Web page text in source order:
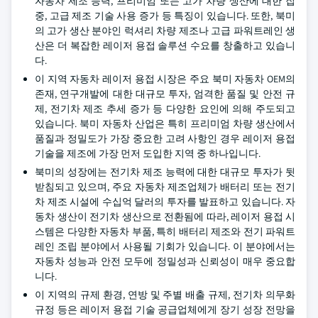
중, 고급 제조 기술 사용 증가 등 특징이 있습니다. 또한, 북미
의 고가 생산 분야인 럭셔리 차량 제조나 고급 파워트레인 생
산은 더 복잡한 레이저 용접 솔루션 수요를 창출하고 있습니
다.
이 지역 자동차 레이저 용접 시장은 주요 북미 자동차 OEM의
존재, 연구개발에 대한 대규모 투자, 엄격한 품질 및 안전 규
제, 전기차 제조 추세 증가 등 다양한 요인에 의해 주도되고
있습니다. 북미 자동차 산업은 특히 프리미엄 차량 생산에서
품질과 정밀도가 가장 중요한 고려 사항인 경우 레이저 용접
기술을 제조에 가장 먼저 도입한 지역 중 하나입니다.
북미의 성장에는 전기차 제조 능력에 대한 대규모 투자가 뒷
받침되고 있으며, 주요 자동차 제조업체가 배터리 또는 전기
차 제조 시설에 수십억 달러의 투자를 발표하고 있습니다. 자
동차 생산이 전기차 생산으로 전환됨에 따라, 레이저 용접 시
스템은 다양한 자동차 부품, 특히 배터리 제조와 전기 파워트
레인 조립 분야에서 사용될 기회가 있습니다. 이 분야에서는
자동차 성능과 안전 모두에 정밀성과 신뢰성이 매우 중요합
니다.
이 지역의 규제 환경, 연방 및 주별 배출 규제, 전기차 의무화
규정 등은 레이저 용접 기술 공급업체에게 장기 성장 전망을